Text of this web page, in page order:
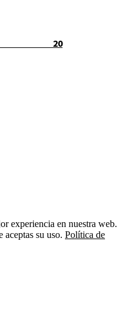
20
experiencia en nuestra web.
aceptas su uso. Política de